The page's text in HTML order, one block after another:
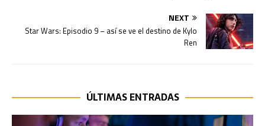
NEXT
Star Wars: Episodio 9 – así se ve el destino de Kylo
Ren
ÚLTIMAS ENTRADAS